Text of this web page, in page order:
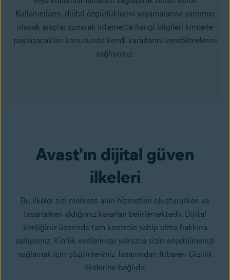
Kullanıcıların, dijital özgürlüklerini yaşamalarına yardımcı
olacak araçlar sunarak internette hangi bilgileri kimlerle
paylaşacakları konusunda kendi kararlarını verebilmelerini
sağlıyoruz.
Avast'ın dijital güven
ilkeleri
Bu ilkeler sizi merkeze alan hizmetleri oluştururken ve
tasarlarken aldığımız kararları belirlemektedir. Dijital
kimliğiniz üzerinde tam kontrole sahip olma hakkına
sahipsiniz. Kimlik verilerinize yalnızca sizin erişebilmenizi
sağlamak için çözümlerimiz Tasarımdan İtibaren Gizlilik
ilkelerine bağlıdır.